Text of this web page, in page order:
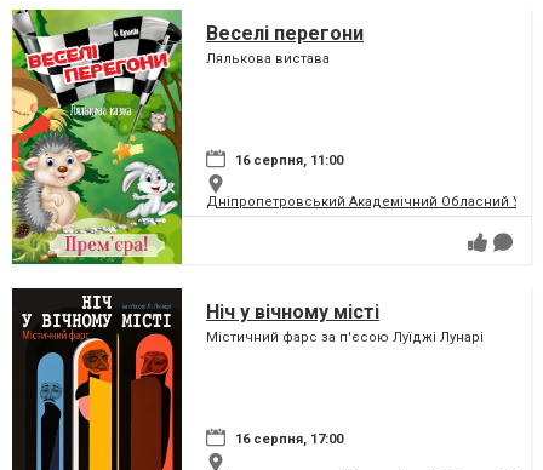
Веселі перегони
Лялькова вистава
16 серпня, 11:00
Дніпропетровський Академічний Обласний
Ніч у вічному місті
Містичний фарс за п'єсою Луїджі Лунарі
16 серпня, 17:00